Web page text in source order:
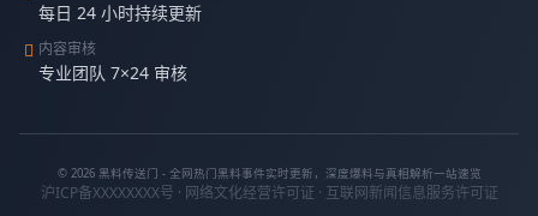
每日 24 小时持续更新
内容审核
专业团队 7×24 审核
© 2026 黑料传送门 - 全网热门黑料事件实时更新，深度爆料与真相解析一站速览
沪ICP备XXXXXXXX号 · 网络文化经营许可证 · 互联网新闻信息服务许可证